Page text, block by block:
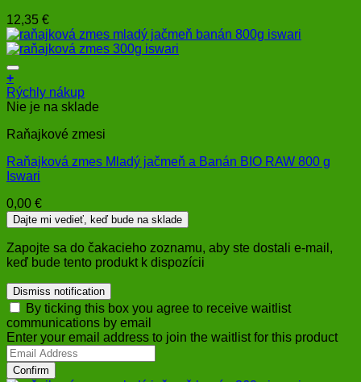
12,35 €
+
Rýchly nákup
Nie je na sklade
Raňajkové zmesi
Raňajková zmes Mladý jačmeň a Banán BIO RAW 800 g
Iswari
0,00 €
Dajte mi vedieť, keď bude na sklade
Zapojte sa do čakacieho zoznamu, aby ste dostali e-mail,
keď bude tento produkt k dispozícii
Dismiss notification
By ticking this box you agree to receive waitlist
communications by email
Enter your email address to join the waitlist for this product
Confirm